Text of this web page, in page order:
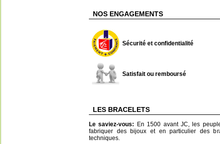
NOS ENGAGEMENTS
Sécurité et confidentialité
Satisfait ou remboursé
LES BRACELETS
Le saviez-vous:
En 1500 avant JC, les
fabriquer des bijoux et en particulier des
techniques.